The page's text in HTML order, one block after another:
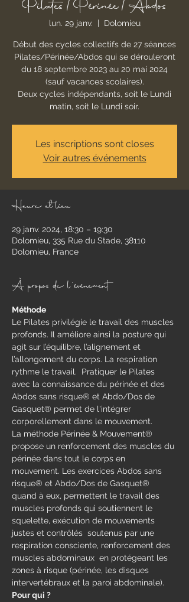
Pilates/Périnée/Abdos
lun. 29 janv.
  |
Dolomieu
Début des cycles collectifs de 27 séances
Pilates/Périnée/Abdos qui se dérouleront
du 18 septembre 2023 au 20 mai 2024
(sauf vacances scolaires).
Deux cycles indépendants, soit le Lundi
matin, soit le Lundi soir.
Les inscriptions sont closes
Voir autres événements
Heure et lieu
29 janv. 2024, 18:30 – 19:30
Dolomieu, 335 Rue du Stade, 38110
Dolomieu, France
À propos de l'événement
Méthode
​Le Pilates privilégie le travail des muscles
profonds. Il améliore ainsi la posture qui
agit sur l’équilibre, l’alignement et
l’allongement du corps. La respiration
rythme le travail.  Pratiquer le Pilates
avec la connaissance du périnée et des
Abdos sans risque® et Abdo/Dos de
Gasquet® permet de l'intégrer
corporellement dans le mouvement.
La méthode Périnée & Mouvement®
propose un renforcement des muscles du
périnée dans tout le corps en
mouvement.​ Les exercices Abdos sans
risque® et Abdo/Dos de Gasquet®
quand à eux, permettent le travail des
muscles profonds qui soutiennent le
squelette, exécution de mouvements
justes et contrôlés  soutenus par une
respiration consciente, renforcement des
muscles abdominaux  en protégeant les
zones à risque (périnée, les disques
intervertébraux et la paroi abdominale).
Pour qui ?